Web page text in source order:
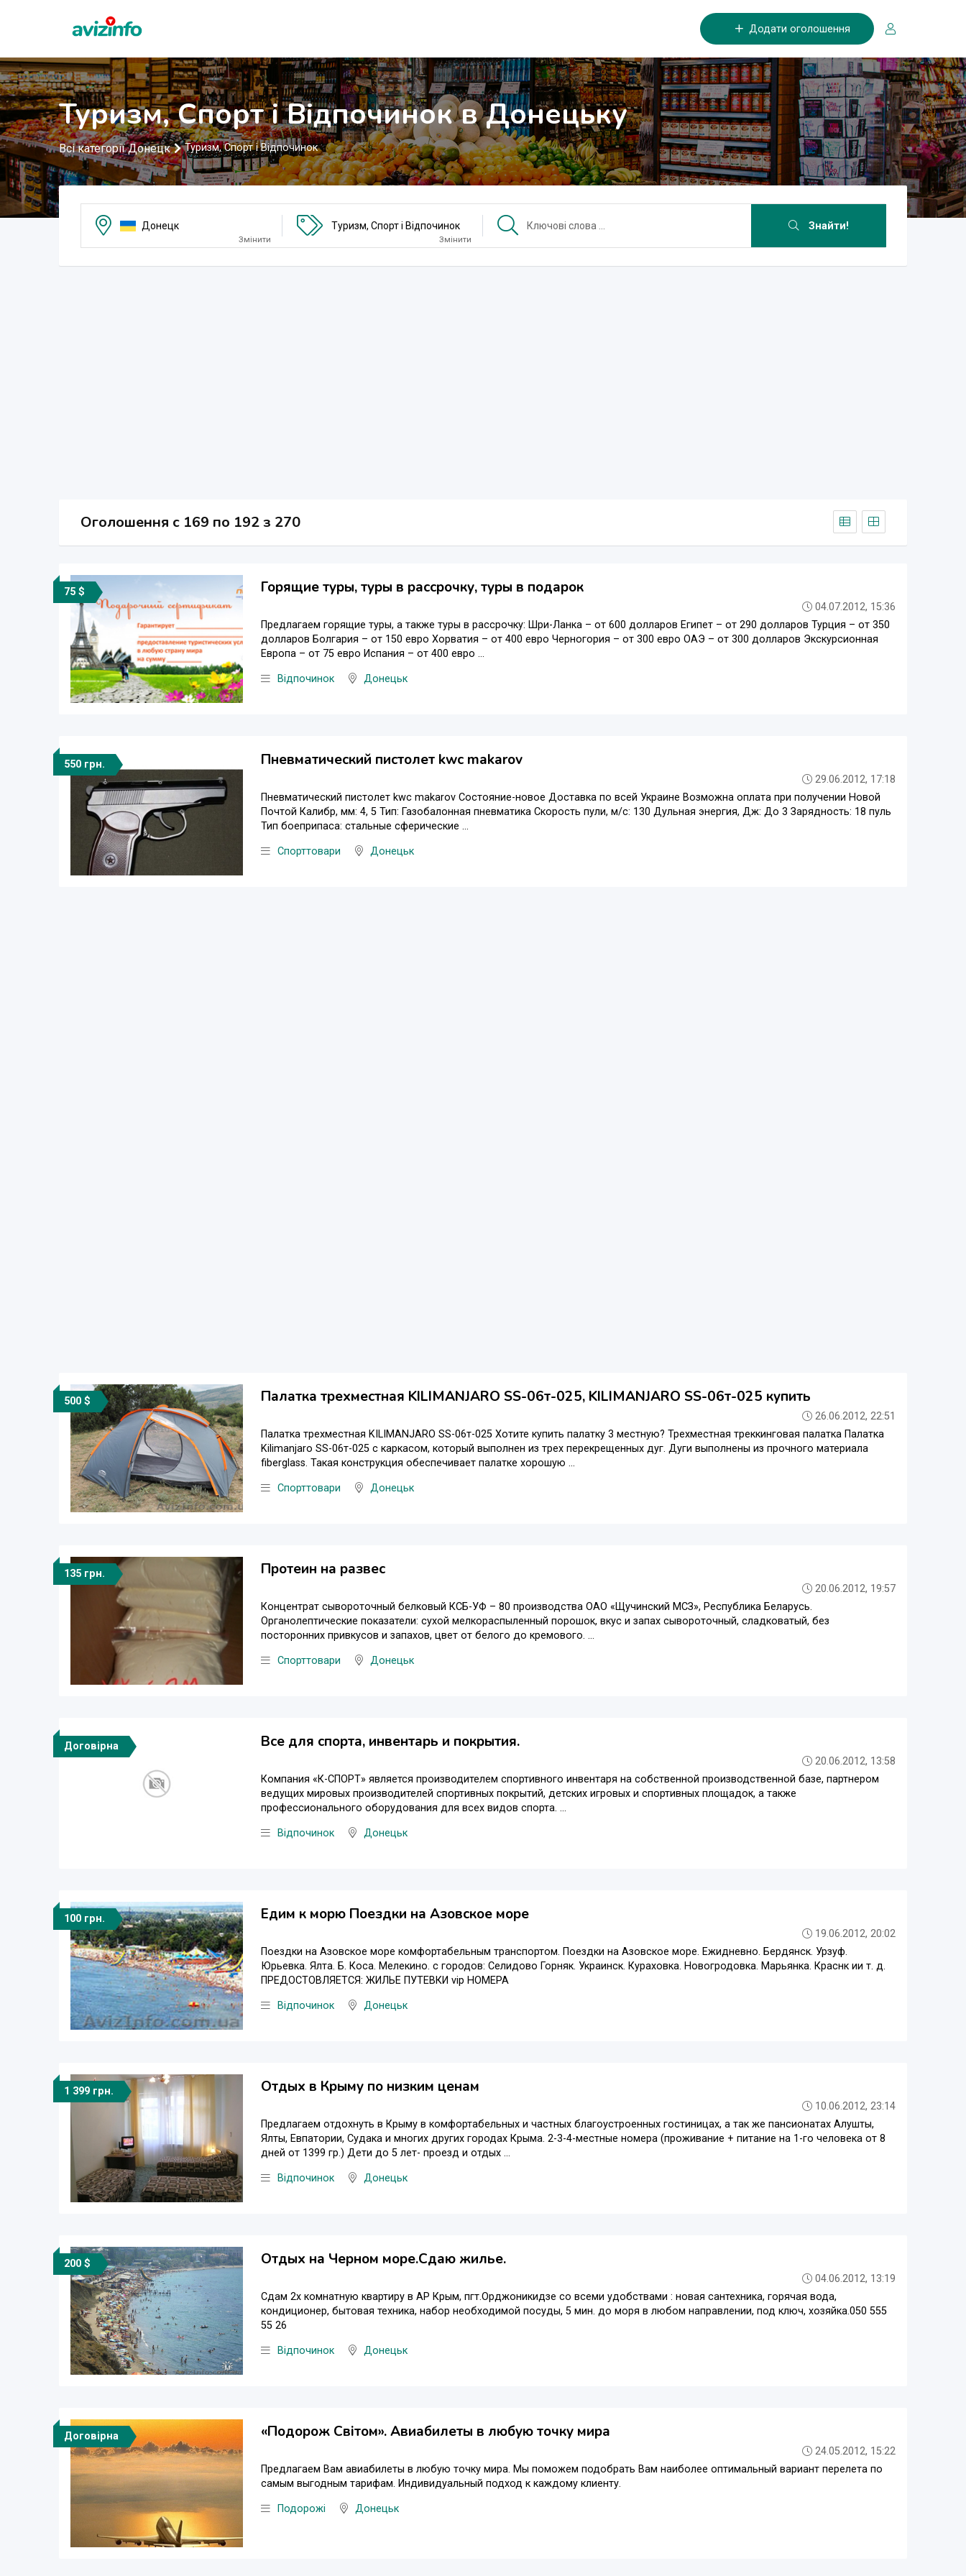
Додати оголошення
Туризм, Спорт і Відпочинок в Донецьку
Всі категорії Донецк Туризм, Спорт і Відпочинок
Донецк
Змінити
Туризм, Спорт і Відпочинок
Змінити
Знайти!
Оголошення c 169 по 192 з 270
75 $ Горящие туры, туры в рассрочку, туры в подарок
04.07.2012, 15:36
Предлагаем горящие туры, а также туры в рассрочку: Шри-Ланка – от 600 долларов Египет – от 290 долларов Турция – от 350
долларов Болгария – от 150 евро Хорватия – от 400 евро Черногория – от 300 евро ОАЭ – от 300 долларов Экскурсионная
Европа – от 75 евро Испания – от 400 евро ...
Відпочинок Донецьк
550 грн. Пневматический пистолет kwc makarov
29.06.2012, 17:18
Пневматический пистолет kwc makarov Состояние-новое Доставка по всей Украине Возможна оплата при получении Новой
Почтой Калибр, мм: 4, 5 Тип: Газобалонная пневматика Скорость пули, м/с: 130 Дульная энергия, Дж: До 3 Зарядность: 18 пуль
Тип боеприпаса: стальные сферические ...
Спорттовари Донецьк
500 $ Палатка трехместная KILIMANJARO SS-06т-025, KILIMANJARO SS-06т-025 купить
26.06.2012, 22:51
Палатка трехместная KILIMANJARO SS-06т-025 Хотите купить палатку 3 местную? Трехместная треккинговая палатка Палатка
Kilimanjaro SS-06т-025 с каркасом, который выполнен из трех перекрещенных дуг. Дуги выполнены из прочного материала
fiberglass. Такая конструкция обеспечивает палатке хорошую ...
Спорттовари Донецьк
135 грн. Протеин на развес
20.06.2012, 19:57
Концентрат сывороточный белковый КСБ-УФ – 80 производства ОАО «Щучинский МСЗ», Республика Беларусь.
Органолептические показатели: сухой мелкораспыленный порошок, вкус и запах сывороточный, сладковатый, без
посторонних привкусов и запахов, цвет от белого до кремового. ...
Спорттовари Донецьк
Договірна Все для спорта, инвентарь и покрытия.
20.06.2012, 13:58
Компания «К-СПОРТ» является производителем спортивного инвентаря на собственной производственной базе, партнером
ведущих мировых производителей спортивных покрытий, детских игровых и спортивных площадок, а также
профессионального оборудования для всех видов спорта. ...
Відпочинок Донецьк
100 грн. Едим к морю Поездки на Азовское море
19.06.2012, 20:02
Поездки на Азовское море комфортабельным транспортом. Поездки на Азовское море. Ежидневно. Бердянск. Урзуф.
Юрьевка. Ялта. Б. Коса. Мелекино. с городов: Селидово Горняк. Украинск. Кураховка. Новогродовка. Марьянка. Краснк ии т. д.
ПРЕДОСТОВЛЯЕТСЯ: ЖИЛЬЕ ПУТЕВКИ vip НОМЕРА
Відпочинок Донецьк
1 399 грн. Отдых в Крыму по низким ценам
10.06.2012, 23:14
Предлагаем отдохнуть в Крыму в комфортабельных и частных благоустроенных гостиницах, а так же пансионатах Алушты,
Ялты, Евпатории, Судака и многих других городах Крыма. 2-3-4-местные номера (проживание + питание на 1-го человека от 8
дней от 1399 гр.) Дети до 5 лет- проезд и отдых ...
Відпочинок Донецьк
200 $ Отдых на Черном море.Сдаю жилье.
04.06.2012, 13:19
Сдам 2х комнатную квартиру в АР Крым, пгт.Орджоникидзе со всеми удобствами : новая сантехника, горячая вода,
кондиционер, бытовая техника, набор необходимой посуды, 5 мин. до моря в любом направлении, под ключ, хозяйка.050 555
55 26
Відпочинок Донецьк
Договірна «Подорож Свiтом». Авиабилеты в любую точку мира
24.05.2012, 15:22
Предлагаем Вам авиабилеты в любую точку мира. Мы поможем подобрать Вам наиболее оптимальный вариант перелета по
самым выгодным тарифам. Индивидуальный подход к каждому клиенту.
Подорожі Донецьк